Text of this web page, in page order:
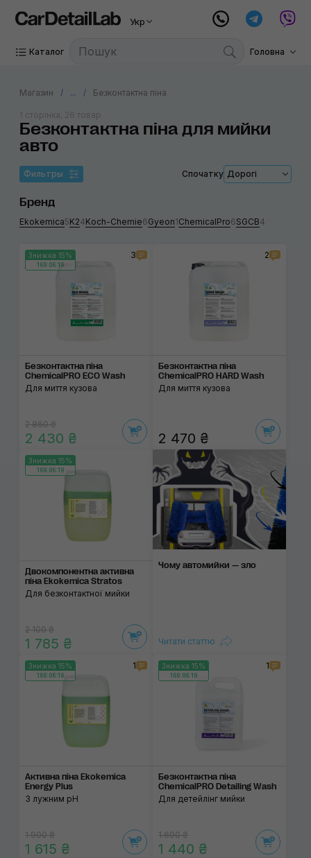
Укр
Каталог Головна
Магазин ... Безконтактна піна
Безконтактна піна для мийки
авто
1 сторінка, 26 товар
Фильтры Спочатку Дорогі
Бренд
Ekokemica5K24Koch-Chemie6Gyeon1ChemicalPro6SGCB4
Знижка 15%
169:06:19
3
Безконтактна піна
ChemicalPRO ECO Wash
Для миття кузова
2 860 ₴
2 430 ₴
2
Безконтактна піна
ChemicalPRO HARD Wash
Для миття кузова
2 470 ₴
Знижка 15%
169:06:19
Двокомпонентна активна
піна Ekokemica Stratos
Для безконтактної мийки
2 100 ₴
1 785 ₴
Чому автомийки — зло
Читати статтю
Знижка 15%
169:06:19
1
Активна піна Ekokemica
Energy Plus
З лужним pH
1 900 ₴
1 615 ₴
Знижка 15%
169:06:19
1
Безконтактна піна
ChemicalPRO Detailing Wash
Для детейлінг мийки
1 690 ₴
1 440 ₴